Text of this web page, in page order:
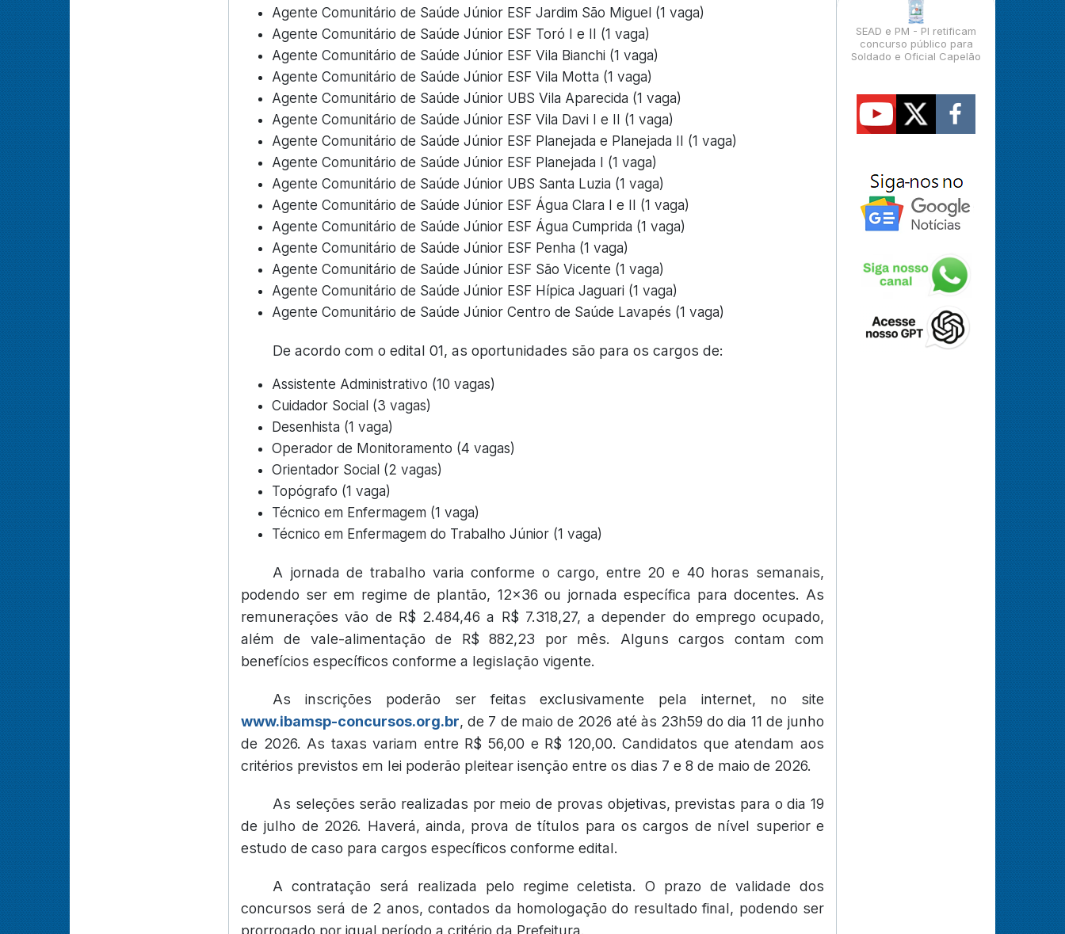
Agente Comunitário de Saúde Júnior ESF Jardim São Miguel (1 vaga)
Agente Comunitário de Saúde Júnior ESF Toró I e II (1 vaga)
Agente Comunitário de Saúde Júnior ESF Vila Bianchi (1 vaga)
Agente Comunitário de Saúde Júnior ESF Vila Motta (1 vaga)
Agente Comunitário de Saúde Júnior UBS Vila Aparecida (1 vaga)
Agente Comunitário de Saúde Júnior ESF Vila Davi I e II (1 vaga)
Agente Comunitário de Saúde Júnior ESF Planejada e Planejada II (1 vaga)
Agente Comunitário de Saúde Júnior ESF Planejada I (1 vaga)
Agente Comunitário de Saúde Júnior UBS Santa Luzia (1 vaga)
Agente Comunitário de Saúde Júnior ESF Água Clara I e II (1 vaga)
Agente Comunitário de Saúde Júnior ESF Água Cumprida (1 vaga)
Agente Comunitário de Saúde Júnior ESF Penha (1 vaga)
Agente Comunitário de Saúde Júnior ESF São Vicente (1 vaga)
Agente Comunitário de Saúde Júnior ESF Hípica Jaguari (1 vaga)
Agente Comunitário de Saúde Júnior Centro de Saúde Lavapés (1 vaga)
De acordo com o edital 01, as oportunidades são para os cargos de:
Assistente Administrativo (10 vagas)
Cuidador Social (3 vagas)
Desenhista (1 vaga)
Operador de Monitoramento (4 vagas)
Orientador Social (2 vagas)
Topógrafo (1 vaga)
Técnico em Enfermagem (1 vaga)
Técnico em Enfermagem do Trabalho Júnior (1 vaga)
A jornada de trabalho varia conforme o cargo, entre 20 e 40 horas semanais,
podendo ser em regime de plantão, 12x36 ou jornada específica para docentes. As
remunerações vão de R$ 2.484,46 a R$ 7.318,27, a depender do emprego ocupado,
além de vale-alimentação de R$ 882,23 por mês. Alguns cargos contam com
benefícios específicos conforme a legislação vigente.
As inscrições poderão ser feitas exclusivamente pela internet, no site
www.ibamsp-concursos.org.br, de 7 de maio de 2026 até às 23h59 do dia 11 de junho
de 2026. As taxas variam entre R$ 56,00 e R$ 120,00. Candidatos que atendam aos
critérios previstos em lei poderão pleitear isenção entre os dias 7 e 8 de maio de 2026.
As seleções serão realizadas por meio de provas objetivas, previstas para o dia 19
de julho de 2026. Haverá, ainda, prova de títulos para os cargos de nível superior e
estudo de caso para cargos específicos conforme edital.
A contratação será realizada pelo regime celetista. O prazo de validade dos
concursos será de 2 anos, contados da homologação do resultado final, podendo ser
prorrogado por igual período a critério da Prefeitura.
SEAD e PM - PI retificam
concurso público para
Soldado e Oficial Capelão